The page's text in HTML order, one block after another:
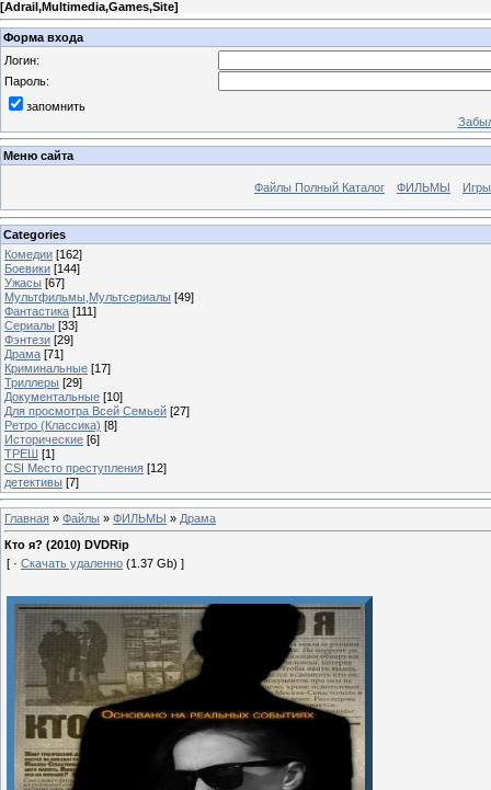
[Adrail,Multimedia,Games,Site]
Форма входа
Логин:
Пароль:
запомнить
Меню сайта
Файлы Полный Каталог ФИЛЬМЫ
Categories
Комедии [162]
Боевики [144]
Ужасы [67]
Мультфильмы,Мультсериалы [49]
Фантастика [111]
Сериалы [33]
Фэнтези [29]
Драма [71]
Криминальные [17]
Триллеры [29]
Документальные [10]
Для просмотра Всей Семьей [27]
Ретро (Классика) [8]
Исторические [6]
ТРЕШ [1]
CSI Место преступления [12]
детективы [7]
Главная » Файлы » ФИЛЬМЫ » Драма
Кто я? (2010) DVDRip
[ · Скачать удаленно (1.37 Gb) ]